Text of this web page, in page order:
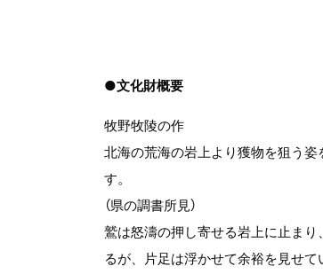
●文化財概要
牧野牧陵の作
北海の荒海の岩上より獲物を狙う
す。
（県の調書所見）
鷲は怒濤の押し寄せる岩上に止ま
るが、片足は浮かせて余裕を見せ